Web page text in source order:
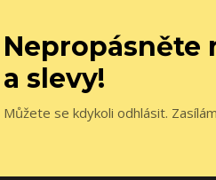
Nepropásněte
a slevy!
Můžete se kdykoli odhlásit.